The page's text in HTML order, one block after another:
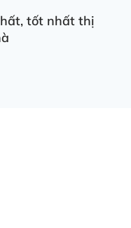
tốt nhất thị